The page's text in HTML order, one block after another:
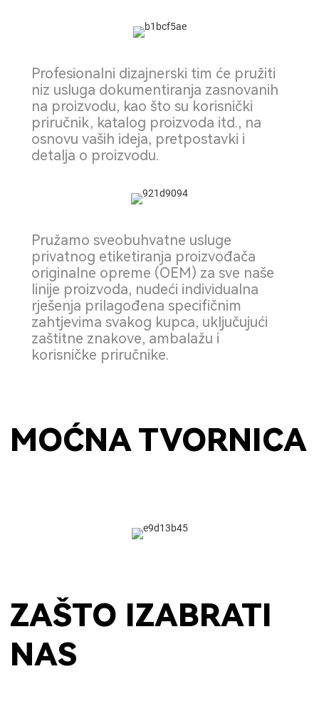
Profesionalni dizajnerski tim će pružiti
niz usluga dokumentiranja zasnovanih
na proizvodu, kao što su korisnički
priručnik, katalog proizvoda itd., na
osnovu vaših ideja, pretpostavki i
detalja o proizvodu.
Pružamo sveobuhvatne usluge
privatnog etiketiranja proizvođača
originalne opreme (OEM) za sve naše
linije proizvoda, nudeći individualna
rješenja prilagođena specifičnim
zahtjevima svakog kupca, uključujući
zaštitne znakove, ambalažu i
korisničke priručnike.
MOĆNA TVORNICA
ZAŠTO IZABRATI
NAS